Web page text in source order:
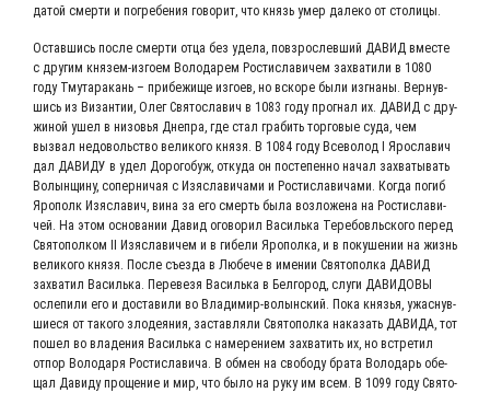
датой смер­ти и погре­бе­ния гово­рит, что князь умер дале­ко от столицы.
Остав­шись после смер­ти отца без уде­ла, повзрос­лев­ший ДАВИД вме­сте
с дру­гим кня­зем-изго­ем Воло­да­рем Рости­сла­ви­чем захва­ти­ли в 1080
году Тму­та­ра­кань – при­бе­жи­ще изго­ев, но вско­ре были изгна­ны. Вер­нув­
шись из Визан­тии, Олег Свя­то­сла­вич в 1083 году про­гнал их. ДАВИД с дру­
жи­ной ушел в низо­вья Дне­пра, где стал гра­бить тор­го­вые суда, чем
вызвал недо­воль­ство вели­ко­го кня­зя. В 1084 году Все­во­лод I Яро­сла­вич
дал ДАВИ­ДУ в удел Доро­го­буж, отку­да он посте­пен­но начал захва­ты­вать
Волын­щи­ну, сопер­ни­чая с Изя­с­ла­ви­ча­ми и Рости­сла­ви­ча­ми. Когда погиб
Яро­полк Изя­с­ла­вич, вина за его смерть была воз­ло­же­на на Рости­сла­ви­
чей. На этом осно­ва­нии Давид ого­во­рил Василь­ка Тере­бо­вль­ско­го перед
Свя­то­пол­ком II Изя­с­ла­ви­чем и в гибе­ли Яро­пол­ка, и в поку­ше­нии на жизнь
вели­ко­го кня­зя. После съез­да в Любе­че в име­нии Свя­то­пол­ка ДАВИД
захва­тил Василь­ка. Пере­ве­зя Василь­ка в Бел­го­род, слу­ги ДАВИ­ДО­ВЫ
осле­пи­ли его и доста­ви­ли во Вла­ди­мир-волын­ский. Пока кня­зья, ужас­нув­
ши­е­ся от тако­го зло­де­я­ния, застав­ля­ли Свя­то­пол­ка нака­зать ДАВИ­ДА, тот
пошел во вла­де­ния Василь­ка с наме­ре­ни­ем захва­тить их, но встре­тил
отпор Воло­да­ря Рости­сла­ви­ча. В обмен на сво­бо­ду бра­та Воло­дарь обе­
щал Дави­ду про­ще­ние и мир, что было на руку им всем. В 1099 году Свя­то­